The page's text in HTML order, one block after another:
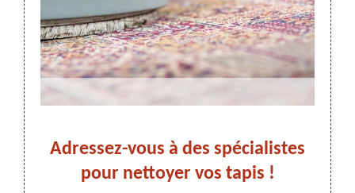
à
Adressez-vous à des spécialistes
pour nettoyer vos tapis !